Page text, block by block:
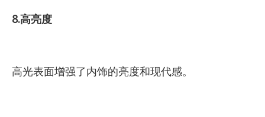
8.高亮度
高光表面增强了内饰的亮度和现代感。